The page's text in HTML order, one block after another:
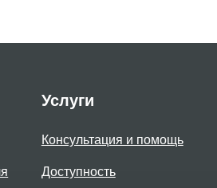
Услуги
Консультация и помощь
Доступность